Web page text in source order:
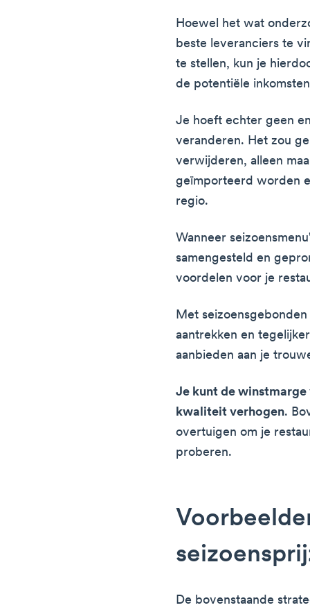
Hoewel het wat
beste leveranciers te
te stellen, kun je
de potentiële
Je hoeft echter geen
veranderen. Het zou
verwijderen, alleen
geïmporteerd worden
regio.
Wanneer
samengesteld en
voordelen voor je
Met
aantrekken en
aanbieden aan je
Je kunt de
kwaliteit verhogen.
overtuigen om je
proberen.
De bovenstaande